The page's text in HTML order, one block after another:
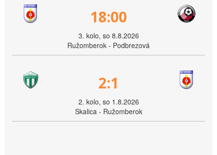
18:00
3. kolo, so 8.8.2026
Ružomberok - Podbrezová
2:1
2. kolo, so 1.8.2026
Skalica - Ružomberok